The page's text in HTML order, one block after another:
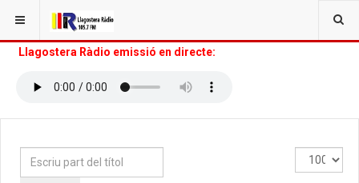
Llagostera Ràdio emissió en directe:
Escriu
part
Mostra
#